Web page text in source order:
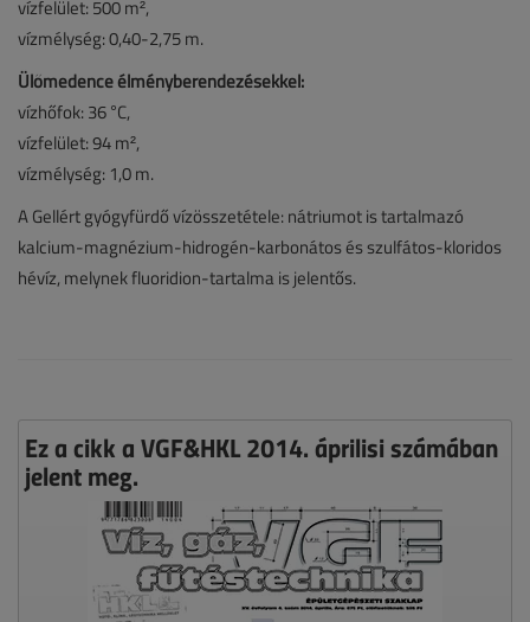
vízfelület: 500 m²,
vízmélység: 0,40-2,75 m.
Ülőmedence élményberendezésekkel:
vízhőfok: 36 °C,
vízfelület: 94 m²,
vízmélység: 1,0 m.
A Gellért gyógyfürdő vízösszetétele: nátriumot is tartalmazó
kalcium-magnézium-hidrogén-karbonátos és szulfátos-kloridos
hévíz, melynek fluoridion-tartalma is jelentős.
Ez a cikk a VGF&HKL 2014. áprilisi számában
jelent meg.